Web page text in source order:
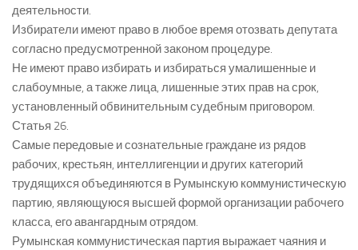
деятельности.
Избиратели имеют право в любое время отозвать депутата
согласно предусмотренной законом процедуре.
Не имеют право избирать и избираться умалишенные и
слабоумные, а также лица, лишенные этих прав на срок,
установленный обвинительным судебным приговором.
Статья 26.
Самые передовые и сознательные граждане из рядов
рабочих, крестьян, интеллигенции и других категорий
трудящихся объединяются в Румынскую коммунистическую
партию, являющуюся высшей формой организации рабочего
класса, его авангардным отрядом.
Румынская коммунистическая партия выражает чаяния и